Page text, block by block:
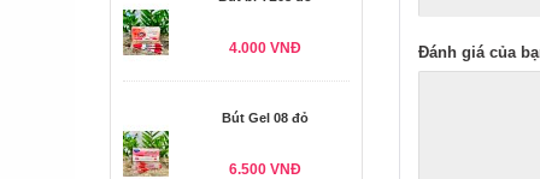
4.000 VNĐ
Bút Gel 08 đỏ
6.500 VNĐ
Đánh giá của